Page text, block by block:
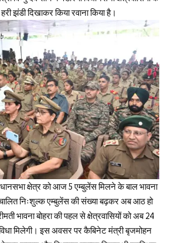
झंडी दिखाकर किया रवाना किया है।
क्षेत्र को आज 5 एम्बुलेंस मिलने के बाल भावना
निःशुल्क एम्बुलेंस की संख्या बढ़कर अब आठ हो
भावना बोहरा की पहल से क्षेत्रवासियों को अब 24
मिलेगी। इस अवसर पर कैबिनेट मंत्री बृजमोहन